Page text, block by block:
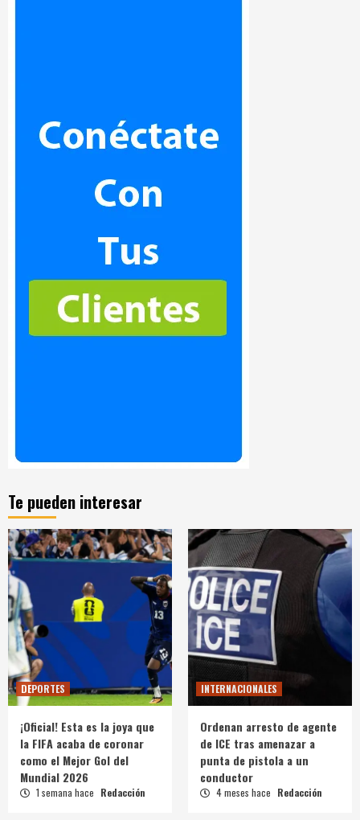
Te pueden interesar
DEPORTES
¡Oficial! Esta es la joya que
la FIFA acaba de coronar
como el Mejor Gol del
Mundial 2026
1 semana hace Redacción
INTERNACIONALES
Ordenan arresto de agente
de ICE tras amenazar a
punta de pistola a un
conductor
4 meses hace Redacción